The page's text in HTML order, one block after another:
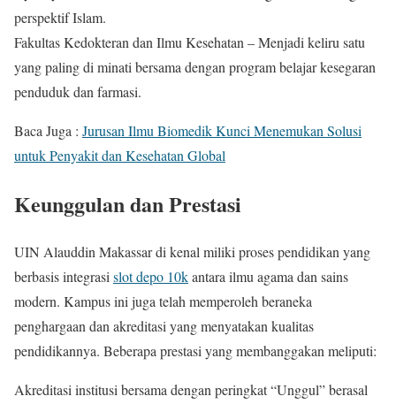
perspektif Islam.
Fakultas Kedokteran dan Ilmu Kesehatan – Menjadi keliru satu
yang paling di minati bersama dengan program belajar kesegaran
penduduk dan farmasi.
Baca Juga : Jurusan Ilmu Biomedik Kunci Menemukan Solusi
untuk Penyakit dan Kesehatan Global
Keunggulan dan Prestasi
UIN Alauddin Makassar di kenal miliki proses pendidikan yang
berbasis integrasislot depo 10kantara ilmu agama dan sains
modern. Kampus ini juga telah memperoleh beraneka
penghargaan dan akreditasi yang menyatakan kualitas
pendidikannya. Beberapa prestasi yang membanggakan meliputi:
Akreditasi institusi bersama dengan peringkat “Unggul” berasal